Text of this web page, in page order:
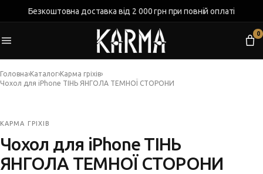
Безкоштовна доставка від 2 000 грн при повній оплаті
0
Головна›Каталог›Карма гріхів›
Чохол для iPhone ТІНЬ ЯНГОЛА ТЕМНОЇ СТОРОНИ
КАРМА ГРІХІВ
Чохол для iPhone ТІНЬ
ЯНГОЛА ТЕМНОЇ СТОРОНИ